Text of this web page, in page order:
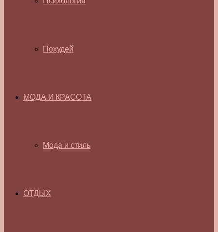
Похудей
МОДА И КРАСОТА
Мода и стиль
ОТДЫХ